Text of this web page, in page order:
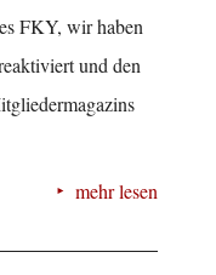
FKY, wir haben
und den
mehr lesen